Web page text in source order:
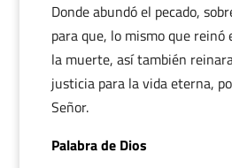
Donde abundó el pecado,
para que, lo mismo que reinó
la muerte, así también
justicia para la vida eterna,
Señor.
Palabra de Dios